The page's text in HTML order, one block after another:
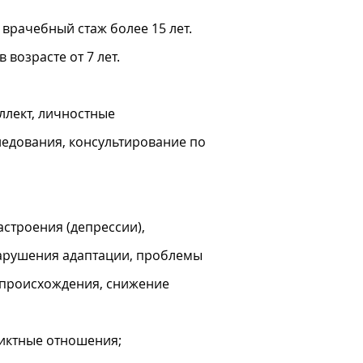
стаж более 15 лет.
от 7 лет.
личностные
консультирование по
(депрессии),
адаптации, проблемы
снижение
отношения;